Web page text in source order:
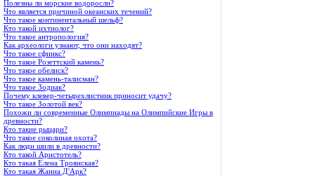
Полезны ли морские водоросли?
Что является причиной океанских течений?
Что такое континентальный шельф?
Кто такой ихтиолог?
Что такое антропология?
Как археологи узнают, что они находят?
Что такое сфинкс?
Что такое Розеттский камень?
Что такое обелиск?
Что такое камень-талисман?
Что такое Зодиак?
Почему клевер-четырехлистник приносит удачу?
Что такое Золотой век?
Похожи ли современные Олимпиады на Олимпийские Игры в
древности?
Кто такие рыцари?
Что такое соколиная охота?
Как люди шили в древности?
Кто такой Аристотель?
Кто такая Елена Троянская?
Кто такая Жанна Д'Арк?